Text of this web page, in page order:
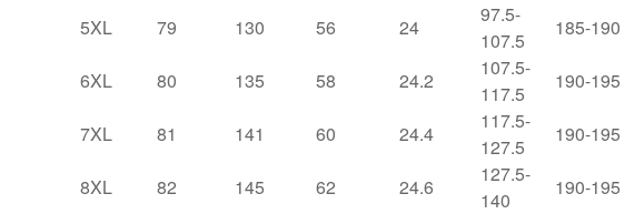
5XL
79 130 56 24
97.5-
107.5
185-190
6XL 80 135 58 24.2
107.5-
117.5
190-195
7XL 81 141 60 24.4
117.5-
127.5
190-195
8XL 82 145 62 24.6
127.5-
140
190-195